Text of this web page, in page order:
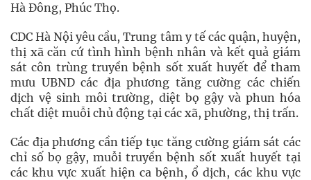
Hà Đông, Phúc Thọ.
CDC Hà Nội yêu cầu, Trung tâm y tế các quận, huyện,
thị xã căn cứ tình hình bệnh nhân và kết quả giám
sát côn trùng truyền bệnh sốt xuất huyết để tham
mưu UBND các địa phương tăng cường các chiến
dịch vệ sinh môi trường, diệt bọ gậy và phun hóa
chất diệt muỗi chủ động tại các xã, phường, thị trấn.
Các địa phương cần tiếp tục tăng cường giám sát các
chỉ số bọ gậy, muỗi truyền bệnh sốt xuất huyết tại
các khu vực xuất hiện ca bệnh, ổ dịch, các khu vực